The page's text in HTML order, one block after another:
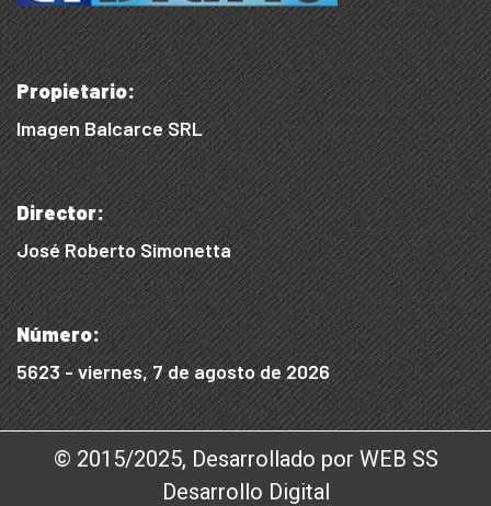
Propietario:
Imagen Balcarce SRL
Director:
José Roberto Simonetta
Número:
5623 - viernes, 7 de agosto de 2026
© 2015/2025, Desarrollado por WEB SS
Desarrollo Digital